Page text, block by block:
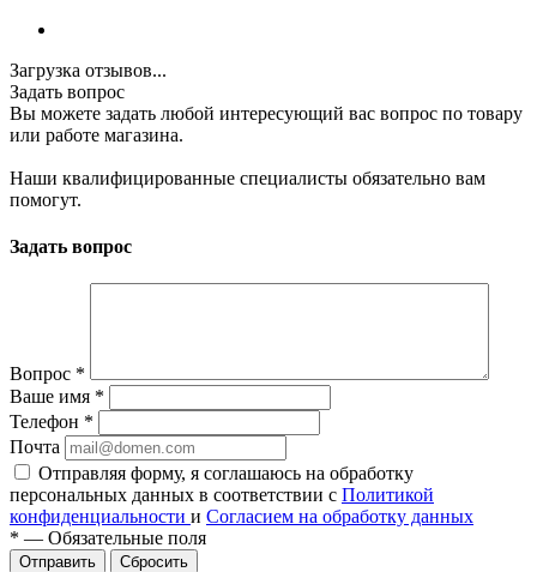
Загрузка отзывов...
Задать вопрос
Вы можете задать любой интересующий вас вопрос по товару
или работе магазина.
Наши квалифицированные специалисты обязательно вам
помогут.
Задать вопрос
Вопрос *
Ваше имя *
Телефон *
Почта
Отправляя форму, я соглашаюсь на обработку
персональных данных в соответствии с Политикой
конфиденциальности и Согласием на обработку данных
* — Обязательные поля
Сбросить